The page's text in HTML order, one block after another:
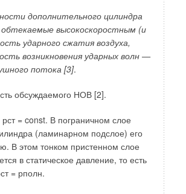
дополнительного цилиндра
высокоскоростным (и
ударного сжатия воздуха,
возникновения ударных волн —
потока [3].
обсуждаемого НОВ [2].
= const. В пограничном слое
(ламинарном подслое) его
В этом тонком пристенном слое
в статическое давление, то есть
= рполн.
— пластинчатый водо-
ГВС; 3 — регулятор